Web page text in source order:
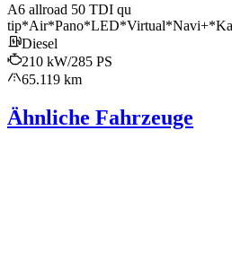
A6 allroad 50 TDI qu
Diesel
210 kW/285 PS
65.119 km
Ähnliche Fahrzeuge